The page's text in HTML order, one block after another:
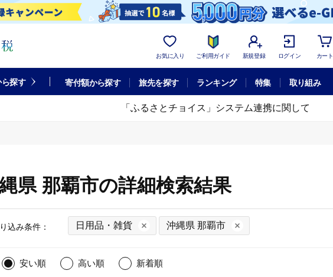
お気に入り ご利用ガイド 新規登録 ログイン カート
ら探す 寄付額から探す 旅先を探す ランキング 特集 取り組み
「ふるさとチョイス」システム連携に関して
県 那覇市の詳細検索結果
込み条件： 日用品・雑貨 沖縄県 那覇市
安い順 高い順 新着順